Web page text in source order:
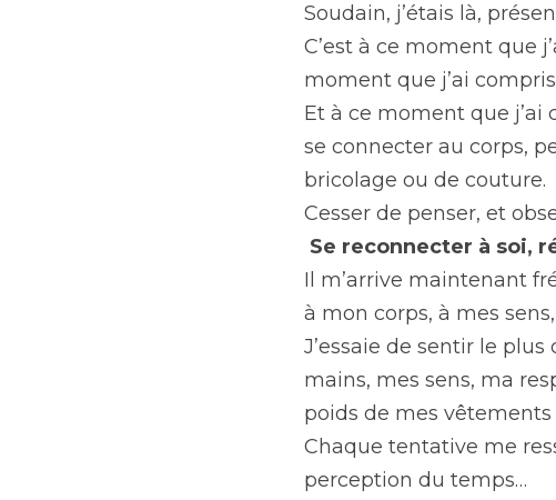
Soudain, j’étais là,
C’est à ce moment que
moment que j’ai
Et à ce moment que
se connecter au corps,
bricolage ou de couture.
Cesser de penser, et
Se reconnecter à soi,
Il m’arrive maintenant
à mon corps, à mes
J’essaie de sentir le
mains, mes sens, ma
poids de mes vêtements
Chaque tentative me
perception du temps…